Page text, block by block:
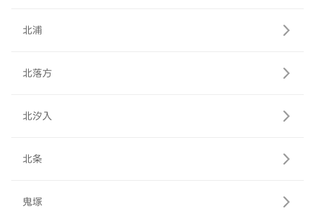
北浦
北落方
北汐入
北条
鬼塚